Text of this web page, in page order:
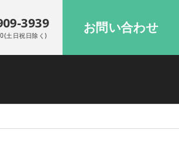
3939
土日祝日除く) お問い合わせ